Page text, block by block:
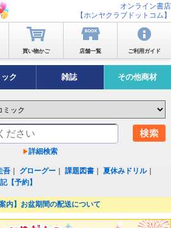
オンライン書店
【ホンヤクラブドットコム】
買い物かご 店舗一覧 ご利用ガイド
ク 雑誌 その他商材
詳細検索
吾 グローグー ｜課題図書 ｜夏休みドリル｜
【予約】
案内】お盆期間の配送について